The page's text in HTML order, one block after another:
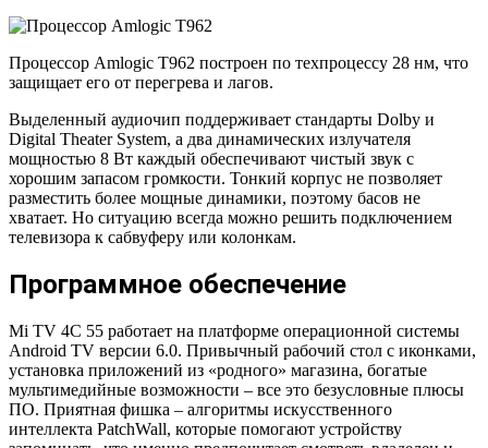
Процессор Amlogic T962 построен по техпроцессу 28 нм, что
защищает его от перегрева и лагов.
Выделенный аудиочип поддерживает стандарты Dolby и
Digital Theater System, а два динамических излучателя
мощностью 8 Вт каждый обеспечивают чистый звук с
хорошим запасом громкости. Тонкий корпус не позволяет
разместить более мощные динамики, поэтому басов не
хватает. Но ситуацию всегда можно решить подключением
телевизора к сабвуферу или колонкам.
Программное обеспечение
Mi TV 4C 55 работает на платформе операционной системы
Android TV версии 6.0. Привычный рабочий стол с иконками,
установка приложений из «родного» магазина, богатые
мультимедийные возможности – все это безусловные плюсы
ПО. Приятная фишка – алгоритмы искусственного
интеллекта PatchWall, которые помогают устройству